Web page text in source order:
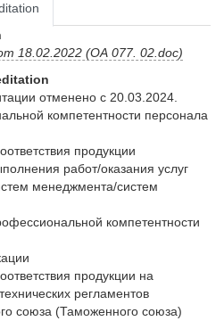
18.02.2022 (ОА 077. 02.doc)
отменено с 20.03.2024.
компетентности персонала
продукции
работ/оказания услуг
менеджмента/систем
компетентности
продукции на
регламентов
союза (Таможенного союза)